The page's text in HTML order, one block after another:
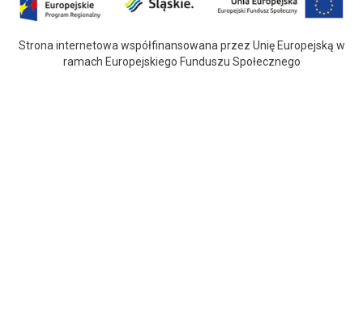
Strona internetowa współfinansowana przez Unię Europejską w
ramach Europejskiego Funduszu Społecznego